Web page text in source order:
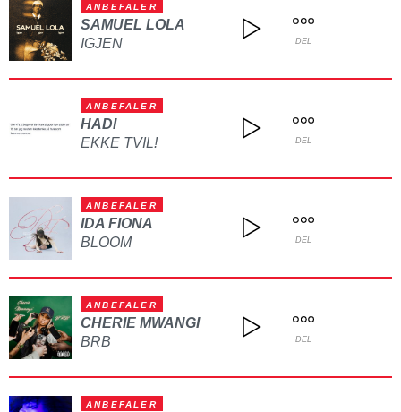
ANBEFALER
SAMUEL LOLA
IGJEN
DEL
ANBEFALER
HADI
EKKE TVIL!
DEL
ANBEFALER
IDA FIONA
BLOOM
DEL
ANBEFALER
CHERIE MWANGI
BRB
DEL
ANBEFALER